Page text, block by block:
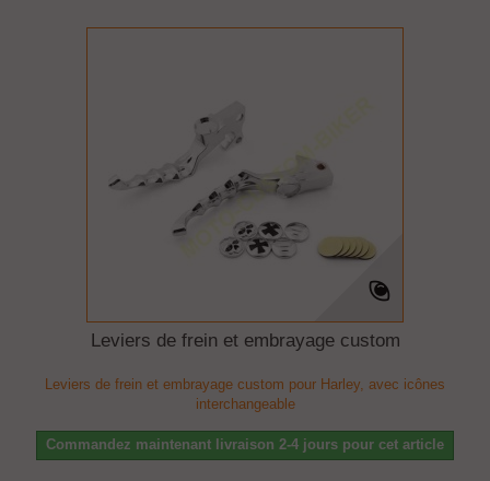
Leviers de frein et embrayage custom
Leviers de frein et embrayage custom pour Harley, avec icônes
interchangeable
Commandez maintenant livraison 2-4 jours pour cet article